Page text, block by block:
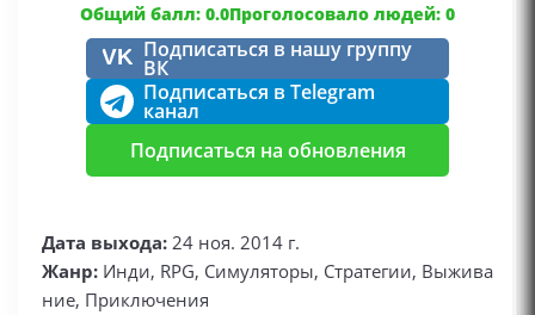
Общий балл: 0.0Проголосовало людей: 0
VK Подписаться в нашу группу
ВК
Подписаться в Telegram
канал
Подписаться на обновления
Дата выхода: 24 ноя. 2014 г.
Жанр: Инди, RPG, Симуляторы, Стратегии, Выжива
ние, Приключения